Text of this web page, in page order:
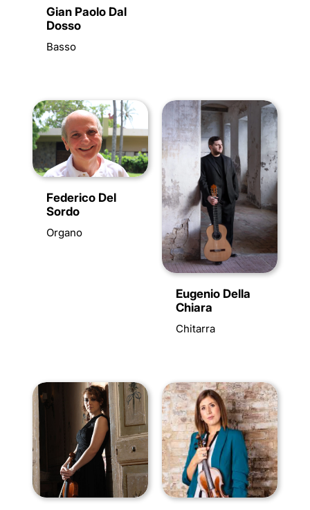
Gian Paolo Dal
Dosso
Basso
Federico Del
Sordo
Organo
Eugenio Della
Chiara
Chitarra